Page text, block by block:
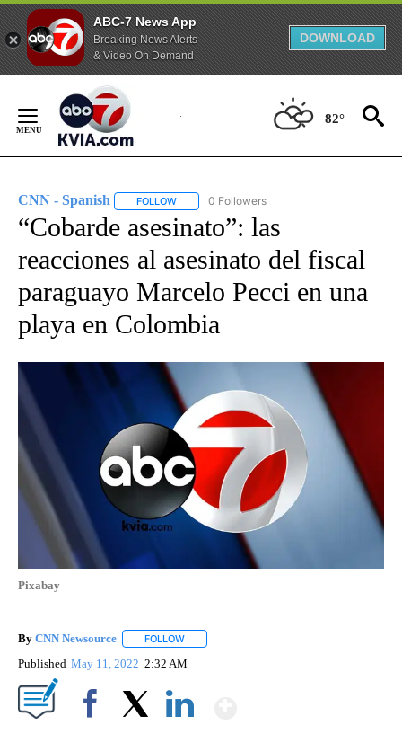
ABC-7 News App
Breaking News Alerts
& Video On Demand
DOWNLOAD
Content
82°
CNN - Spanish FOLLOW FOLLOW "CNN - SPANISH" TO RECEIVE
0 Followers
“Cobarde asesinato”: las
reacciones al asesinato del fiscal
paraguayo Marcelo Pecci en una
playa en Colombia
Pixabay
By CNN Newsource FOLLOW
Published May 11, 2022 2:32 AM